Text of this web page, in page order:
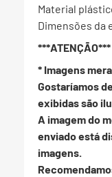
Material
Dimensões da
***ATENÇÃO***
* Imagens
Gostaríamos
exibidas são
A imagem do
enviado está
imagens.